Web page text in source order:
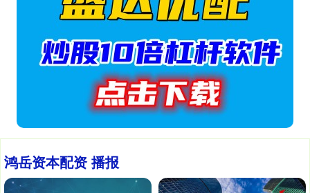
鸿岳资本配资 播报